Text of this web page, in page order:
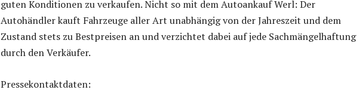
guten Konditionen zu verkaufen. Nicht so mit dem Autoankauf Werl: Der
Autohändler kauft Fahrzeuge aller Art unabhängig von der Jahreszeit und dem
Zustand stets zu Bestpreisen an und verzichtet dabei auf jede Sachmängelhaftung
durch den Verkäufer.
Pressekontaktdaten: